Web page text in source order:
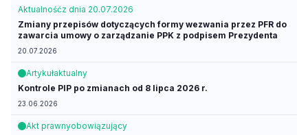
Aktualnośćz dnia 20.07.2026
Zmiany przepisów dotyczących formy wezwania przez PFR do
zawarcia umowy o zarządzanie PPK z podpisem Prezydenta
20.07.2026
Artykułaktualny
Kontrole PIP po zmianach od 8 lipca 2026 r.
23.06.2026
Akt prawnyobowiązujący